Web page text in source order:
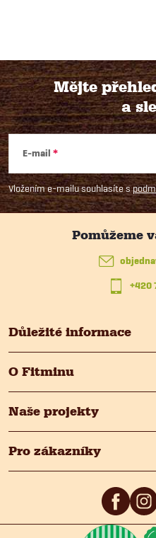
Z
á
p
Mějte
a
E-mail
Vložením e-mailu souhlasíte s
Důležité informace
O Fitminu
Naše projekty
Pro zákazníky
+420